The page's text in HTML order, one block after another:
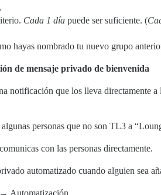
.
Cada 1 día puede ser suficiente. (
hayas nombrado tu nuevo grupo
de mensaje privado de bienvenida
notificación que los lleva directamente a
personas que no son TL3 a
con las personas directamente.
automatizado cuando alguien sea
Automatización.